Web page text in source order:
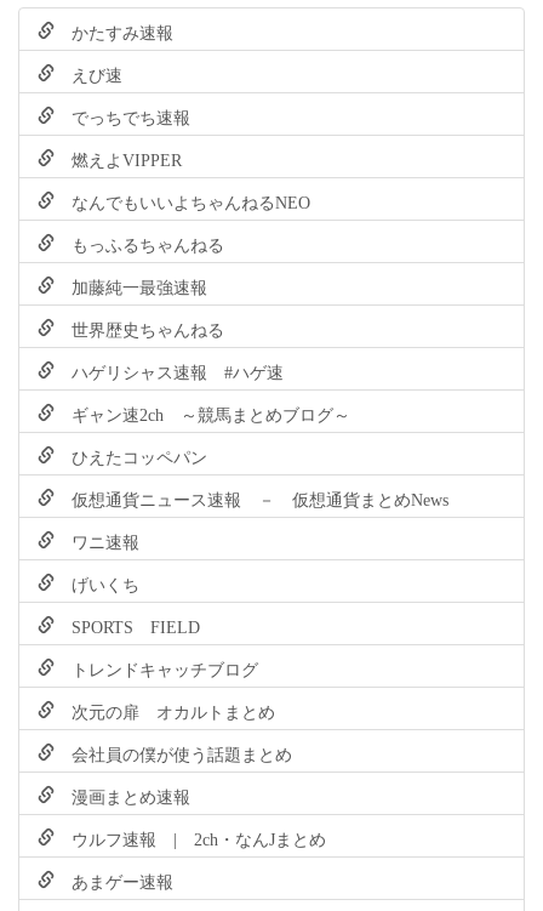
かたすみ速報
えび速
でっちでち速報
燃えよVIPPER
なんでもいいよちゃんねるNEO
もっふるちゃんねる
加藤純一最強速報
世界歴史ちゃんねる
ハゲリシャス速報 #ハゲ速
ギャン速2ch ～競馬まとめブログ～
ひえたコッペパン
仮想通貨ニュース速報 － 仮想通貨まとめNews
ワニ速報
げいくち
SPORTS FIELD
トレンドキャッチブログ
次元の扉 オカルトまとめ
会社員の僕が使う話題まとめ
漫画まとめ速報
ウルフ速報 | 2ch・なんJまとめ
あまゲー速報